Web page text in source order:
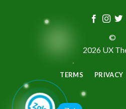
©
2026 UX
TERMS PRIVACY